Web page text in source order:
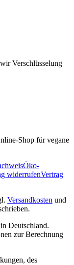
Verschlüsselung
für vegane
Öko‐
widerrufenVertrag
Versandkosten und
Deutschland.
zur Berechnung
des